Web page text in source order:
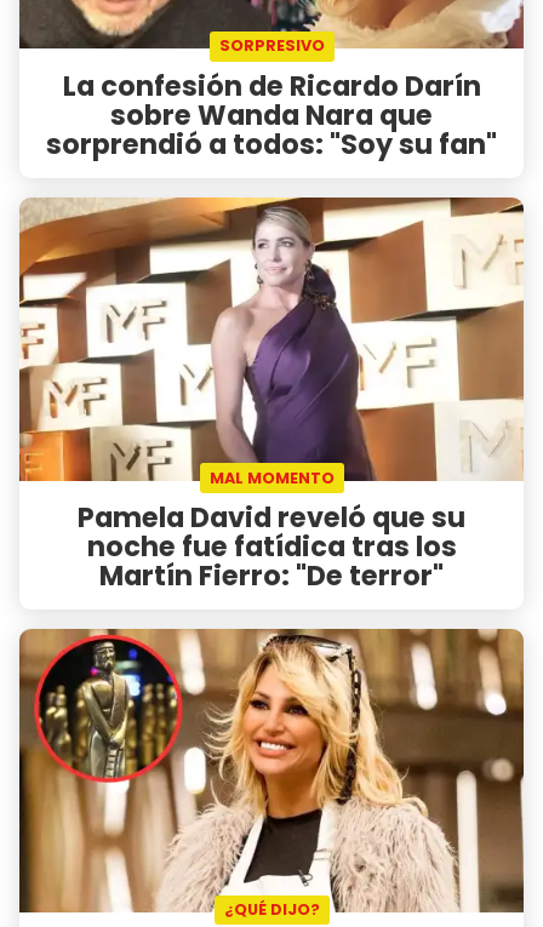
SORPRESIVO
La confesión de Ricardo Darín
sobre Wanda Nara que
sorprendió a todos: "Soy su fan"
MAL MOMENTO
Pamela David reveló que su
noche fue fatídica tras los
Martín Fierro: "De terror"
¿QUÉ DIJO?